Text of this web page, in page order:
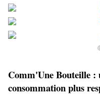
Comm'Une Bouteille :
consommation plus